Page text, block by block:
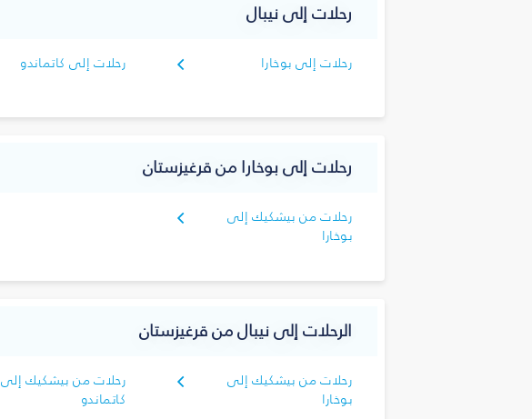
رحلات إلى نيبال
رحلات إلى بوخارا رحلات إلى كاتماندو
رحلات إلى بوخارا من قرغيزستان
رحلات من بيشكيك إلى
بوخارا
الرحلات إلى نيبال من قرغيزستان
رحلات من بيشكيك إلى
بوخارا
رحلات من بيشكيك إلى
كاتماندو